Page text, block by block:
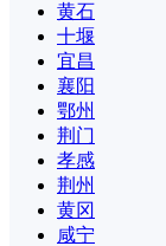
黄石
十堰
宜昌
襄阳
鄂州
荆门
孝感
荆州
黄冈
咸宁